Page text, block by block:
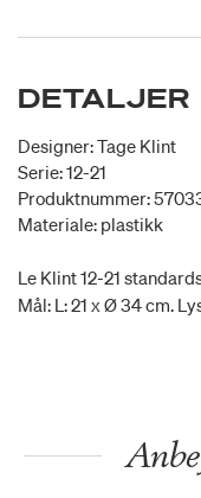
DETALJER
Designer: Tage Klint
Serie: 12-21
Produktnummer:
Materiale: plastikk
Le Klint 12-21
Mål: L: 21 x Ø 34 cm.